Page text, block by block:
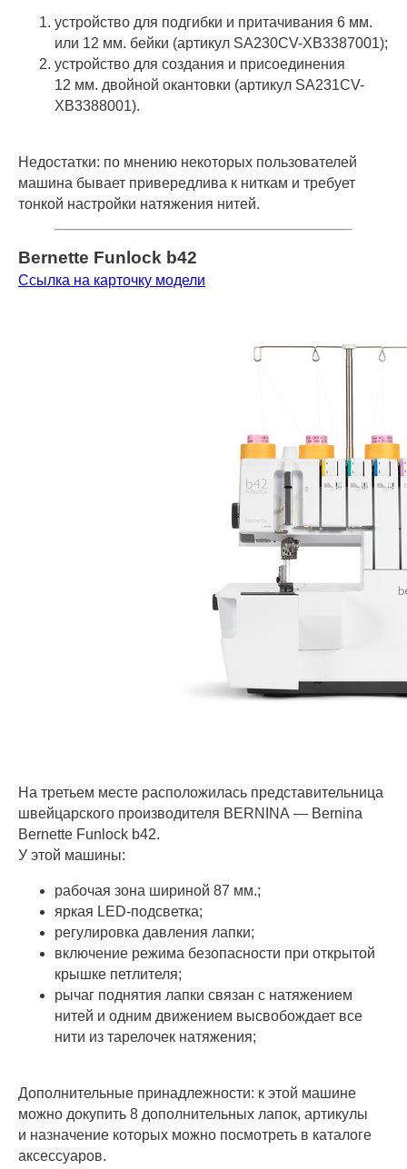
устройство для подгибки и притачивания 6 мм.
или 12 мм. бейки (артикул SA230CV-XB3387001);
устройство для создания и присоединения
12 мм. двойной окантовки (артикул SA231CV-
XB3388001).
Недостатки: по мнению некоторых пользователей
машина бывает привередлива к ниткам и требует
тонкой настройки натяжения нитей.
Bernette Funlock b42
Ссылка на карточку модели
На третьем месте расположилась представительница
швейцарского производителя BERNINA — Bernina
Bernette Funlock b42.
У этой машины:
рабочая зона шириной 87 мм.;
яркая LED-подсветка;
регулировка давления лапки;
включение режима безопасности при открытой
крышке петлителя;
рычаг поднятия лапки связан с натяжением
нитей и одним движением высвобождает все
нити из тарелочек натяжения;
Дополнительные принадлежности: к этой машине
можно докупить 8 дополнительных лапок, артикулы
и назначение которых можно посмотреть в каталоге
аксессуаров.